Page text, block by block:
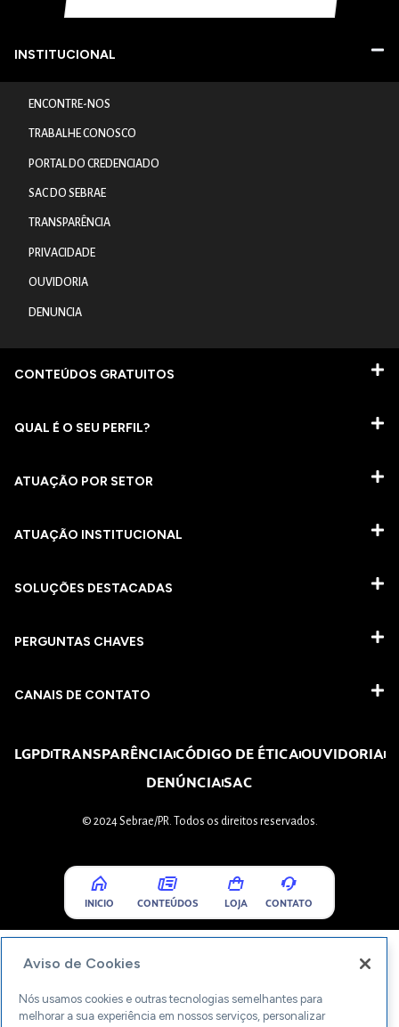
INSTITUCIONAL
ENCONTRE-NOS
TRABALHE CONOSCO
PORTAL DO CREDENCIADO
SAC DO SEBRAE
TRANSPARÊNCIA
PRIVACIDADE
OUVIDORIA
DENUNCIA
CONTEÚDOS GRATUITOS
QUAL É O SEU PERFIL?
ATUAÇÃO POR SETOR
ATUAÇÃO INSTITUCIONAL
SOLUÇÕES DESTACADAS
PERGUNTAS CHAVES​
CANAIS DE CONTATO
LGPDTRANSPARÊNCIACÓDIGO DE ÉTICAOUVIDORIA
DENÚNCIASAC
© 2024 Sebrae/PR. Todos os direitos reservados.
INICIO CONTEÚDOS LOJA CONTATO
Aviso de Cookies
Nós usamos cookies e outras tecnologias semelhantes para
melhorar a sua experiência em nossos serviços, personalizar